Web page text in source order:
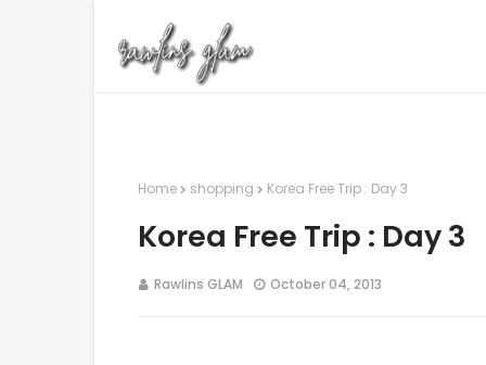
Home shopping Korea Free Trip : Day 3
Korea Free Trip : Day 3
Rawlins GLAM October 04, 2013